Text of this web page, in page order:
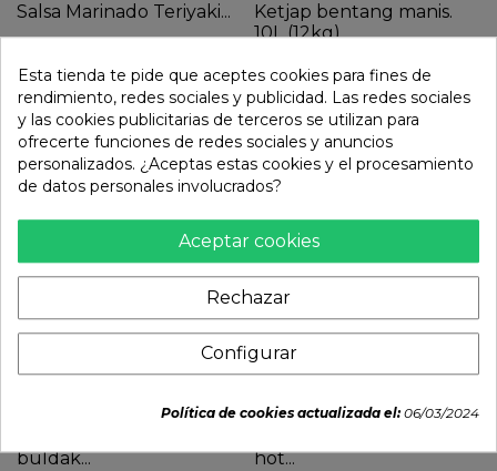
Salsa Marinado Teriyaki...
18,45 €
9,22 €
remove add 
Ketjap bentang manis.
10L (12kg)
38,75 €
remove add
buldak...
hot...
Esta tienda te pide que aceptes cookies para fines de
rendimiento, redes sociales y publicidad. Las redes sociales
y las cookies publicitarias de terceros se utilizan para
ofrecerte funciones de redes sociales y anuncios
personalizados. ¿Aceptas estas cookies y el procesamiento
de datos personales involucrados?
Aceptar cookies
Rechazar
Configurar
Política de cookies actualizada el:06/03/2024